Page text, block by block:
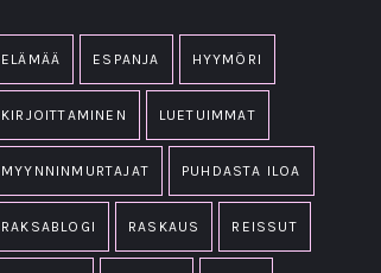
ELÄMÄÄ ESPANJA HYYMÖRI
KIRJOITTAMINEN LUETUIMMAT
MYYNNINMURTAJAT PUHDASTA ILOA
RAKSABLOGI RASKAUS REISSUT